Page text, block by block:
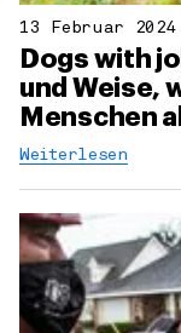
13 Februar 2024
Dogs with
und Weise,
Menschen
Weiterlesen